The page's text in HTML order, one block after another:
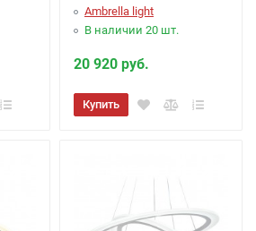
Ambrella light
В наличии 20 шт.
20 920 руб.
Купить